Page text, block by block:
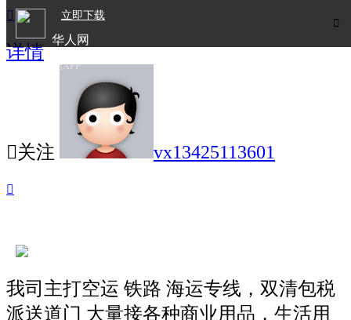

立即下载
华人网
欧洲华人生活APP

详情
关注 vx13425113601

我司主打空运 铁路 海运专线，双清包税
派送道门 大量接各种商业用品，生活用